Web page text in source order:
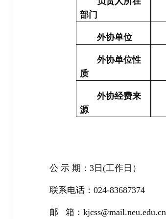
部门
外协单位
外协单位性
质
外协经费来
源
公 示 期： 3日(工作日）
联系电话： 024-83687374
邮 箱： kjcss@mail.neu.edu.cn